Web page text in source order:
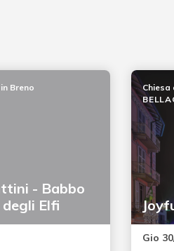
- Babbo
Elfi
Breno
Chiesa
Gio